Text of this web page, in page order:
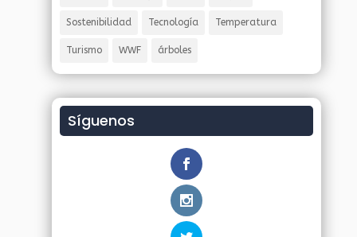
Sostenibilidad Tecnología Temperatura
Turismo WWF árboles
Síguenos